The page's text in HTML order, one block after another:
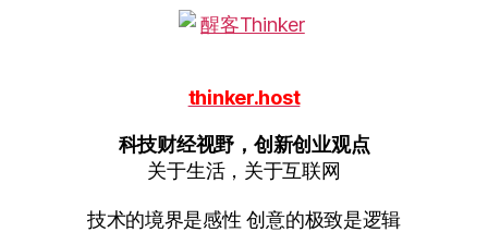
个
thinker.host
科技财经视野，创新创业观点
关于生活，关于互联网
技术的境界是感性 创意的极致是逻辑